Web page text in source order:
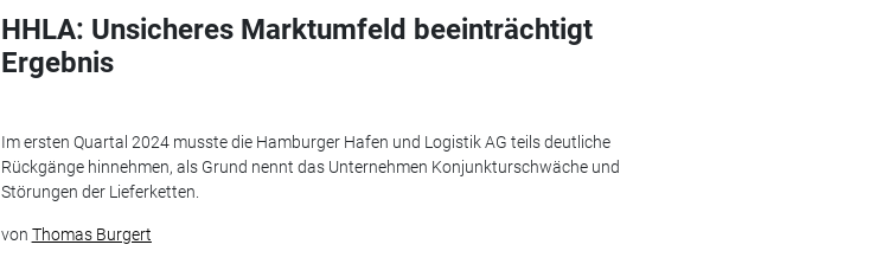
HHLA: Unsicheres Marktumfeld beeinträchtigt
Ergebnis
Im ersten Quartal 2024 musste die Hamburger Hafen und Logistik AG teils deutliche
Rückgänge hinnehmen, als Grund nennt das Unternehmen Konjunkturschwäche und
Störungen der Lieferketten.
von Thomas Burgert